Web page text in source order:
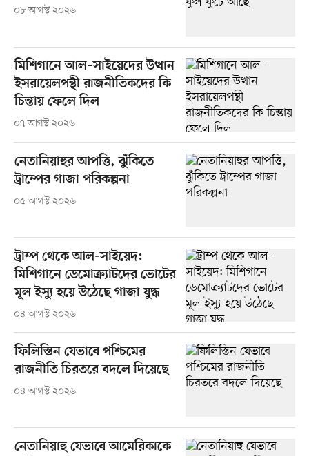
০৮ আগস্ট ২০২৬
মিশিগানে আল–সাইয়েদের উত্থান
ইসরায়েলপন্থী রাজনীতিকদের কি
চিন্তায় ফেলে দিল
০৭ আগস্ট ২০২৬
নেতানিয়াহুর আপত্তি, ঝুঁকিতে
ট্রাম্পের গাজা পরিকল্পনা
০৫ আগস্ট ২০২৬
ট্রাম্প থেকে আল-সাইয়েদ:
মিশিগানে ডেমোক্র্যাটদের ভোটের
মূল ইস্যু হয়ে উঠেছে গাজা যুদ্ধ
০৪ আগস্ট ২০২৬
ফিলিস্তিন যেভাবে পশ্চিমের
রাজনীতি চিরতরে বদলে দিয়েছে
০৪ আগস্ট ২০২৬
নেতানিয়াহু যেভাবে আমেরিকাকে